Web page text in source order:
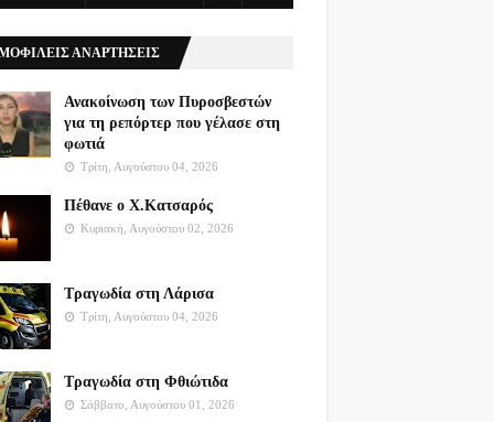
ΑΝΑΡΤΗΣΕΙΣ
Ανακοίνωση των Πυροσβεστών
για τη ρεπόρτερ που γέλασε στη
φωτιά
Τρίτη, Αυγούστου 04, 2026
Πέθανε ο Χ.Κατσαρός
Κυριακή, Αυγούστου 02, 2026
Τραγωδία στη Λάρισα
Τρίτη, Αυγούστου 04, 2026
Τραγωδία στη Φθιώτιδα
Σάββατο, Αυγούστου 01, 2026